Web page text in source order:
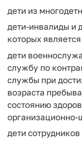
дети из
дети-инвалиды и
которых
дети
службу по
службы при
возраста
состоянию
дети